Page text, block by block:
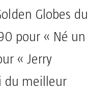
Globes du
pour « Né un
« Jerry
du meilleur